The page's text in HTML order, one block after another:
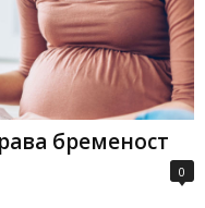
бременост
0